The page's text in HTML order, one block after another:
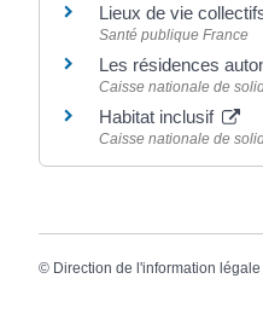
Lieux de vie
Santé publique France
Les résidences
Caisse nationale de
Habitat inclusif
Caisse nationale de
© Direction de l'information